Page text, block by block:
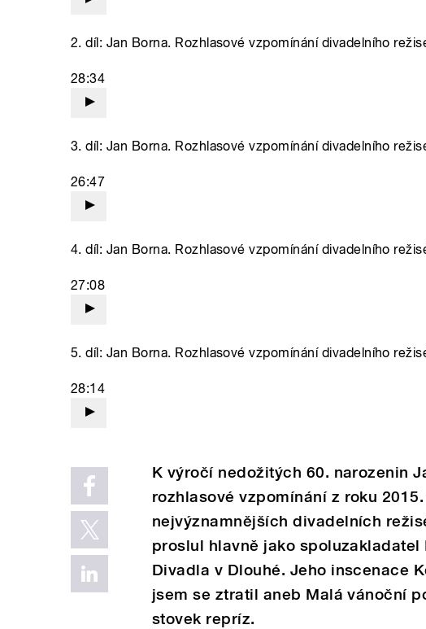
2. díl: Jan Borna. Rozhlasové vzpomínání divadelního
28:34
3. díl: Jan Borna. Rozhlasové vzpomínání divadelního
26:47
4. díl: Jan Borna. Rozhlasové vzpomínání divadelního
27:08
5. díl: Jan Borna. Rozhlasové vzpomínání divadelního
28:14
K výročí nedožitých 60. narozenin
rozhlasové vzpomínání z roku
nejvýznamnějších divadelních
proslul hlavně jako
Divadla v Dlouhé. Jeho inscenace
jsem se ztratil aneb Malá vánoční
stovek repríz.